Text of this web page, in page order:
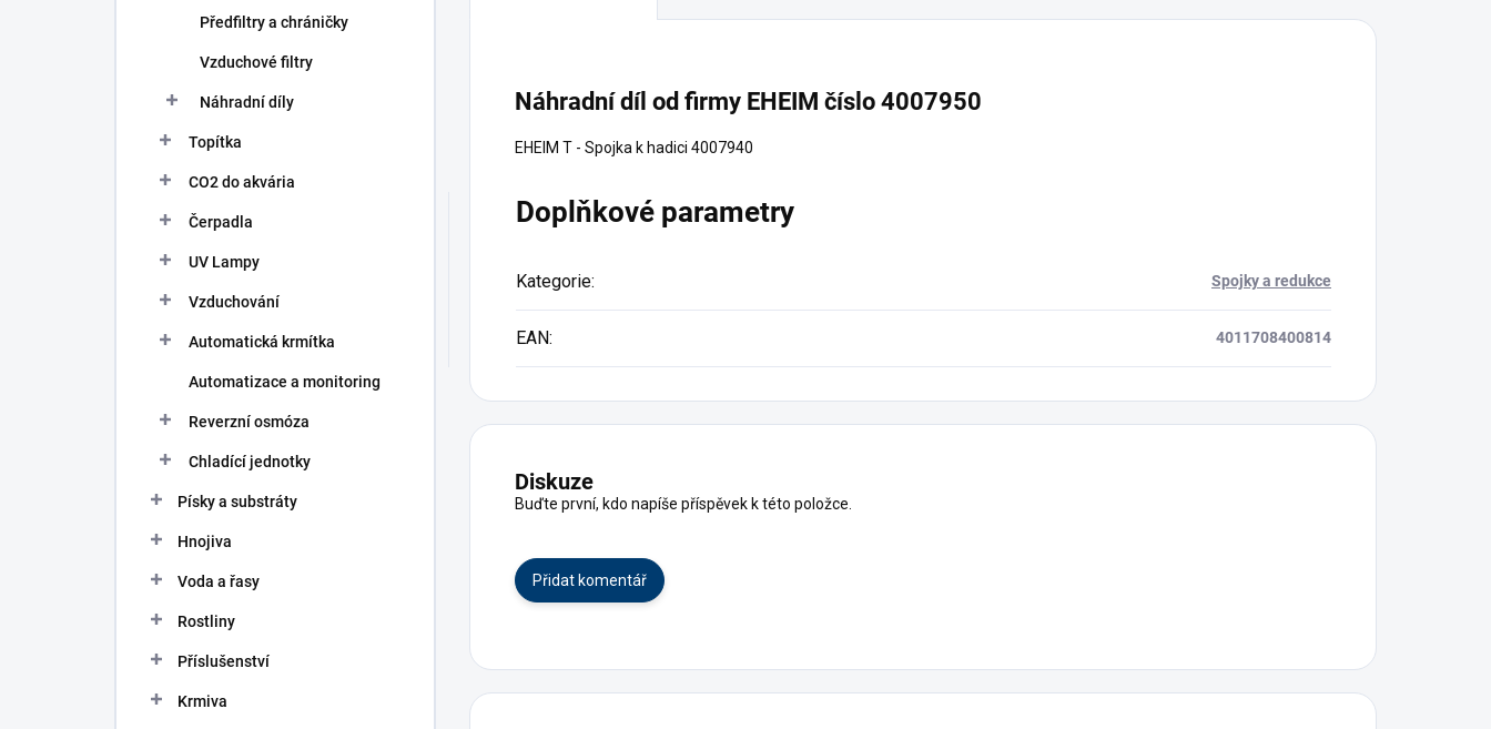
Předfiltry a chráničky
Vzduchové filtry
Náhradní díly
Topítka
CO2 do akvária
Čerpadla
UV Lampy
Vzduchování
Automatická krmítka
Automatizace a monitoring
Reverzní osmóza
Chladící jednotky
Písky a substráty
Hnojiva
Voda a řasy
Rostliny
Příslušenství
Krmiva
Náhradní díl od firmy EHEIM číslo 4007950
EHEIM T - Spojka k hadici 4007940
Doplňkové parametry
Kategorie: Spojky a redukce
EAN: 4011708400814
Diskuze
Buďte první, kdo napíše příspěvek k této položce.
Přidat komentář